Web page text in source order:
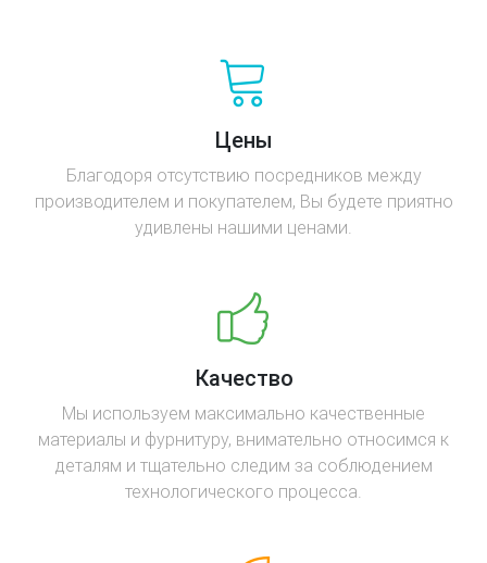
Цены
Благодоря отсутствию посредников между
производителем и покупателем, Вы будете приятно
удивлены нашими ценами.
Качество
Мы используем максимально качественные
материалы и фурнитуру, внимательно относимся к
деталям и тщательно следим за соблюдением
технологического процесса.